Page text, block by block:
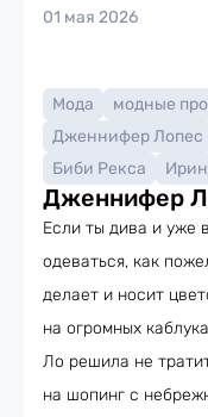
01 мая 2026
Мода модные
Дженнифер Лопес
Биби Рекса
Дженнифер
Если ты дива и уже
одеваться, как
делает и носит
на огромных
Ло решила не
на шопинг с